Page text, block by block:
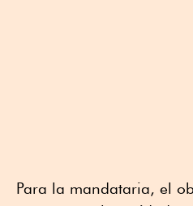
Para la mandataria, el